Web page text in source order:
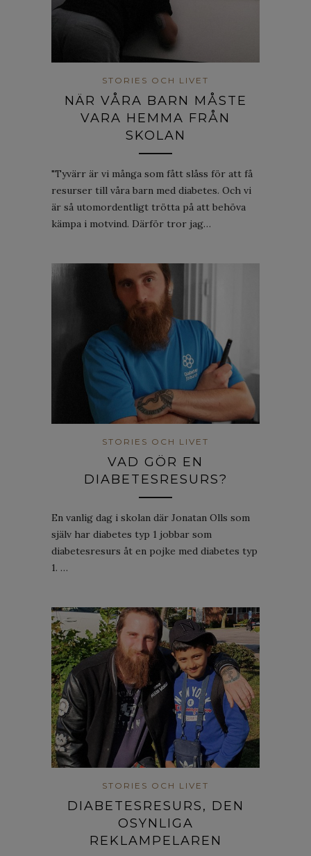
STORIES OCH LIVET
NÄR VÅRA BARN MÅSTE
VARA HEMMA FRÅN
SKOLAN
"Tyvärr är vi många som fått slåss för att få
resurser till våra barn med diabetes. Och vi
är så utomordentligt trötta på att behöva
kämpa i motvind. Därför tror jag…
STORIES OCH LIVET
VAD GÖR EN
DIABETESRESURS?
En vanlig dag i skolan där Jonatan Olls som
själv har diabetes typ 1 jobbar som
diabetesresurs åt en pojke med diabetes typ
1. …
STORIES OCH LIVET
DIABETESRESURS, DEN
OSYNLIGA
REKLAMPELAREN